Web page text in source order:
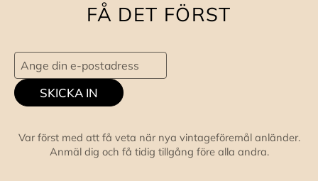
FÅ DET FÖRST
SKICKA IN
Var först med att få veta när nya vintageföremål anländer.
Anmäl dig och få tidig tillgång före alla andra.